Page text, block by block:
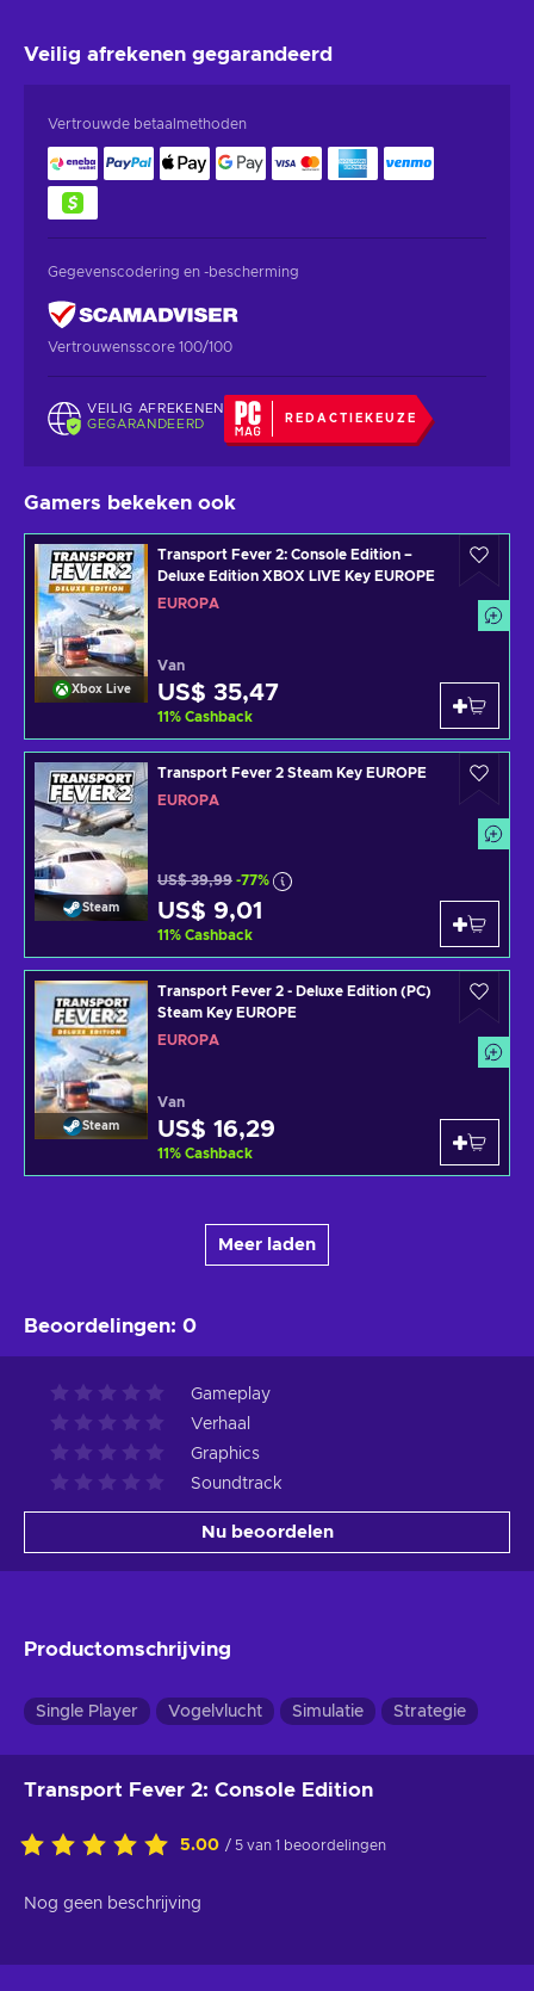
Veilig afrekenen gegarandeerd
Vertrouwde betaalmethoden
Gegevenscodering en -bescherming
Vertrouwensscore 100/100
VEILIG AFREKENEN
GEGARANDEERD
REDACTIEKEUZE
Gamers bekeken ook
Xbox Live
Transport Fever 2: Console Edition –
Deluxe Edition XBOX LIVE Key EUROPE
EUROPA
Van
US$ 35,47
11% Cashback
Steam
Transport Fever 2 Steam Key EUROPE
EUROPA
US$ 39,99 -77%
US$ 9,01
11% Cashback
Steam
Transport Fever 2 - Deluxe Edition (PC)
Steam Key EUROPE
EUROPA
Van
US$ 16,29
11% Cashback
Meer laden
Beoordelingen: 0
Gameplay
Verhaal
Graphics
Soundtrack
Nu beoordelen
Productomschrijving
Single Player Vogelvlucht Simulatie Strategie
Transport Fever 2: Console Edition
5.00 / 5 van 1 beoordelingen
Nog geen beschrijving